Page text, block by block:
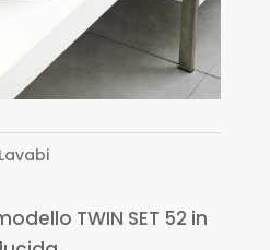
TWIN SET 52 in